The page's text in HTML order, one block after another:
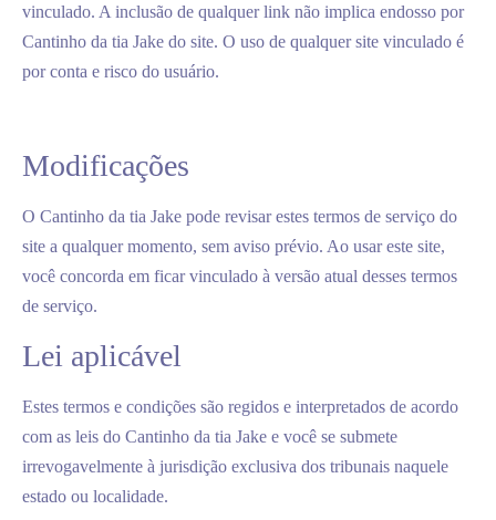
vinculado. A inclusão de qualquer link não implica endosso por
Cantinho da tia Jake do site. O uso de qualquer site vinculado é
por conta e risco do usuário.
Modificações
O Cantinho da tia Jake pode revisar estes termos de serviço do
site a qualquer momento, sem aviso prévio. Ao usar este site,
você concorda em ficar vinculado à versão atual desses termos
de serviço.
Lei aplicável
Estes termos e condições são regidos e interpretados de acordo
com as leis do Cantinho da tia Jake e você se submete
irrevogavelmente à jurisdição exclusiva dos tribunais naquele
estado ou localidade.